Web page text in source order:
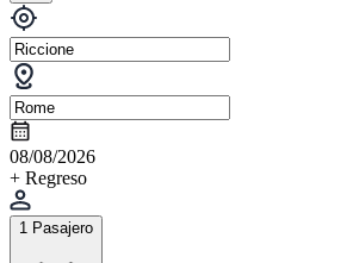
08/08/2026
+ Regreso
1 Pasajero